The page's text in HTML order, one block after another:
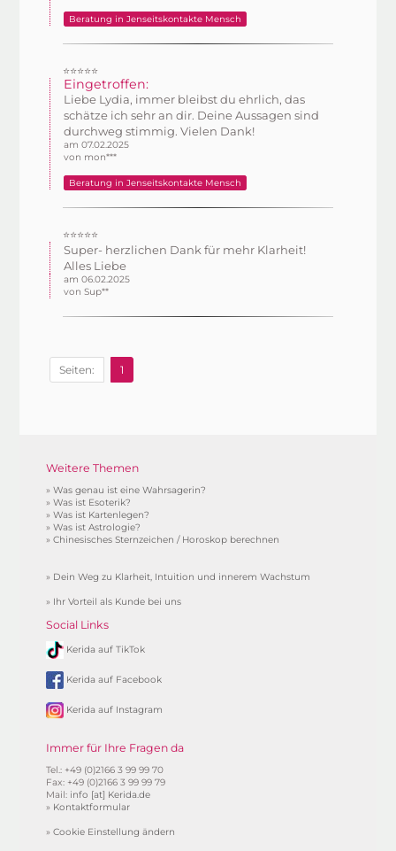
Beratung in Jenseitskontakte Mensch
⭐⭐⭐⭐⭐
Eingetroffen:
Liebe Lydia, immer bleibst du ehrlich, das
schätze ich sehr an dir. Deine Aussagen sind
durchweg stimmig. Vielen Dank!
am 07.02.2025
von mon***
Beratung in Jenseitskontakte Mensch
⭐⭐⭐⭐⭐
Super- herzlichen Dank für mehr Klarheit!
Alles Liebe
am 06.02.2025
von Sup**
Seiten: 1
Weitere Themen
»Was genau ist eine Wahrsagerin?
»Was ist Esoterik?
»Was ist Kartenlegen?
»Was ist Astrologie?
»Chinesisches Sternzeichen / Horoskop berechnen
» Dein Weg zu Klarheit, Intuition und innerem Wachstum
» Ihr Vorteil als Kunde bei uns
Social Links
Kerida auf TikTok
Kerida auf Facebook
Kerida auf Instagram
Immer für Ihre Fragen da
Tel.: +49 (0)2166 3 99 99 70
Fax: +49 (0)2166 3 99 99 79
Mail: info [at] Kerida.de
» Kontaktformular
»Cookie Einstellung ändern